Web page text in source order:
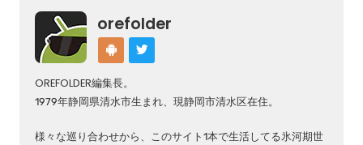
orefolder
OREFOLDER編集長。
1979年静岡県清水市生まれ、現静岡市清水区在住。
様々な巡り合わせから、このサイト1本で生活してる氷河期世